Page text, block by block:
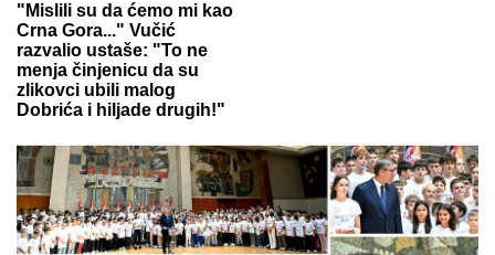
"Mislili su da ćemo mi kao
Crna Gora..." Vučić
razvalio ustaše: "To ne
menja činjenicu da su
zlikovci ubili malog
Dobrića i hiljade drugih!"